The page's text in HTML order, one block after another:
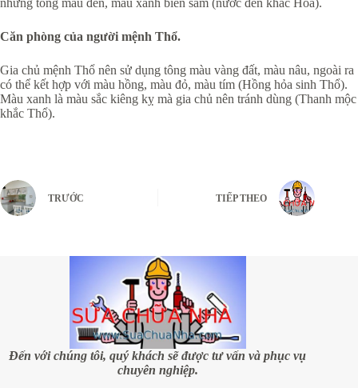
Căn phòng của người mệnh Thổ.
Gia chủ mệnh Thổ nên sử dụng tông màu vàng đất, màu nâu, ngoài ra
có thể kết hợp với màu hồng, màu đỏ, màu tím (Hồng hỏa sinh Thổ).
Màu xanh là màu sắc kiêng kỵ mà gia chủ nên tránh dùng (Thanh mộc
khắc Thổ).
TRƯỚC TIẾP THEO
Đến với chúng tôi, quý khách sẽ được tư vấn và phục vụ
chuyên nghiệp.